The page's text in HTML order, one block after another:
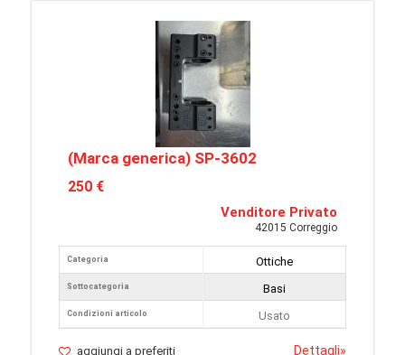
(Marca generica) SP-3602
250 €
Venditore Privato
42015 Correggio
Categoria
Sottocategoria
Condizioni articolo
Ottiche
Basi
Usato
aggiungi a preferiti Dettagli»